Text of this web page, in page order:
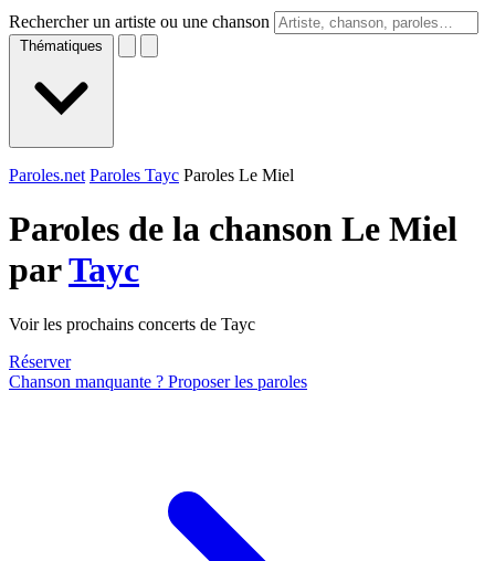
Rechercher un artiste ou une chanson
Thématiques
Paroles.net Paroles Tayc Paroles Le Miel
Paroles de la chanson Le Miel
parTayc
Voir les prochains concerts de Tayc
Réserver
Chanson manquante ? Proposer les paroles